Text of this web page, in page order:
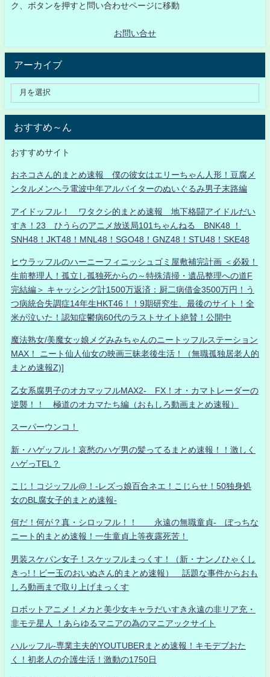
ク、ボタンを押すと問い合わせページに移動
お問い合せ
アーカイブ
おすすめ～ん
おすすめサイト
おネコさん的まとめ速報 僕の彼女はエリーちゃん人形！豆腐メ
ンタルメンヘラ電波中年アルバイターのぬいぐるみ男子末路編
アイドッフル！ ワタクシ的まとめ速報 地下格闘アイドルだい
すき！23 ひうらのアニメ放送局101ちゃんねる BNK48 ！
SNH48！JKT48！MNL48！SGO48！GNZ48！STU48！SKE48
ヒウラッフルのハーニーフィニッシュゴミ屋敷補完計画 ＜必殺！
生前整理人！孤立し孤独死からの～特殊清掃・遺品整理への道F
完結編＞ キャッシング計1500万返済：厨二病借金3500万円！う
つ病統合失調症14年生HKT46！！9期研究生、最後のサイト！全
米が泣いた！認知症鬱病60代のラストサイト絶賛！公開中
魔法熟女/美魔女ッ娘メグみみちゃんのニートッフルステーション
MAX！ ニート仙人仙女の映画三昧老後生活！（無職孤独居老人的
まとめ速報Z)]
乙女系腐男子のオカマッフルMAX2- FX！オ・カマトレーダーの
逆襲！！ 極道のオカマたち編（おもしろ動画まとめ速報）
スーパーウンコ！
新・ハゲッフル！哀愁のハゲ男の髪ってるまとめ速報！！激しく
ハゲっTEL？
こじ！コジッフル@！-レズっ娘百合ネエ！こじらせ！50独身処
女のBL腐女子的まとめ速報-
何だ！何が？真・シロッフル！！ 永遠の無職童貞- ぼっちな
ニート的まとめ速報！一生童貞上等夜露死苦！
男装スケバン女子！スケッフルまっくす！（新・ナンノひゃくし
きっ!！ビー玉のおいぬさん的まとめ速報） 話題な事件からおも
しろ動画まで取り上げまっくす
ロボットアニメ！メカと美少女キャラだいすき永遠の非リア充・
非モテ星人 ！あらゆるマニアの為のマニアックサイト
ハルッフル-専業主夫的YOUTUBERまとめ速報！キモデブおた
く！初老人の介護生活！激動の1750日